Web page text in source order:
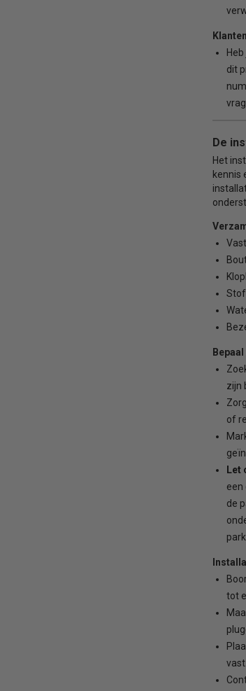
dit
De
Het
kennis
zijn
of
Let
een
de
tot
vast.